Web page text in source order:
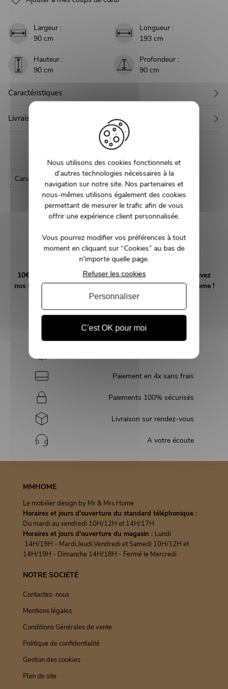
Largeur :
90 cm
Longueur :
193 cm
Hauteur :
90 cm
Profondeur :
90 cm
Caractéristiques
Livraison
Canapé
NEWSLETTER
Inscrivez-vous et recevez nos bons plans
10€ offerts en vous abonnant à notre newsletter! Retrouvez
nos bons plans et suivez l'actualité tendance déco MMHome !
OK
Paiement en 4x sans frais
Paiements 100% sécurisés
Livraison sur rendez-vous
A votre écoute
MMHOME
Le mobilier design by Mr & Mrs Home
Horaires et jours d'ouverture du standard téléphonique :
Du mardi au vendredi 10H/12H et 14H/17H
Horaires et jours d'ouverture du magasin : Lundi
14H/19H - Mardi,Jeudi,Vendredi et Samedi 10H/12H et
14H/19H - Dimanche 14H/18H - Fermé le Mercredi
NOTRE SOCIÉTÉ
Contactez-nous
Mentions légales
Conditions Générales de vente
Politique de confidentialité
Gestion des cookies
Plan de site
Nous utilisons des cookies fonctionnels et
d’autres technologies nécessaires à la
navigation sur notre site. Nos partenaires et
nous-mêmes utilisons également des cookies
permettant de mesurer le trafic afin de vous
offrir une expérience client personnalisée.
Vous pourrez modifier vos préférences à tout
moment en cliquant sur “Cookies” au bas de
n'importe quelle page.
C'est OK pour moi
Refuser les cookies
Personnaliser